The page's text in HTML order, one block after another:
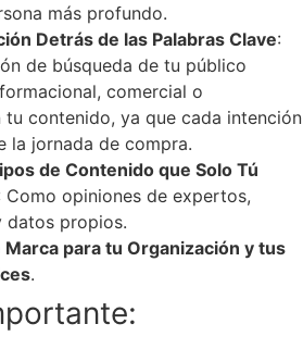
más profundo.
Detrás de las Palabras Clave:
de búsqueda de tu público
comercial o
tu contenido, ya que cada intención
la jornada de compra.
de Contenido que Solo Tú
Como opiniones de expertos,
datos propios.
para tu Organización y tus
.